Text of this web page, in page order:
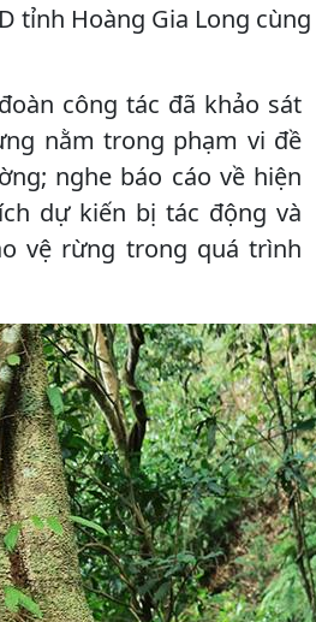
tỉnh Hoàng Gia Long
công tác đã khảo sát
nằm trong phạm vi đề
nghe báo cáo về hiện
dự kiến bị tác động và
vệ rừng trong quá trình